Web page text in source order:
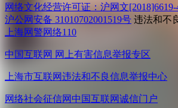
网络文化经营许可证：沪网文[2018]6619-
沪公网安备 31010702001519号 违法和不
上海网警网络110
中国互联网 网上有害信息举报专区
上海市互联网违法和不良信息举报中心
网络社会征信网 中国互联网诚信门户